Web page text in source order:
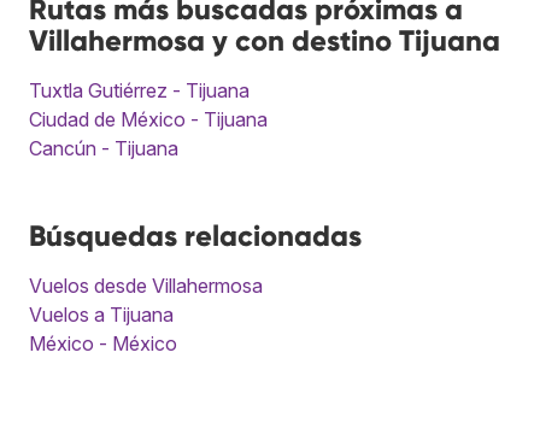
Rutas más buscadas próximas a
Villahermosa y con destino Tijuana
Tuxtla Gutiérrez - Tijuana
Ciudad de México - Tijuana
Cancún - Tijuana
Búsquedas relacionadas
Vuelos desde Villahermosa
Vuelos a Tijuana
México - México